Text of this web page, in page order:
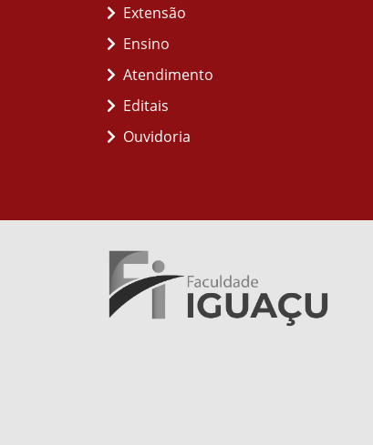
Extensão
Ensino
Atendimento
Editais
Ouvidoria